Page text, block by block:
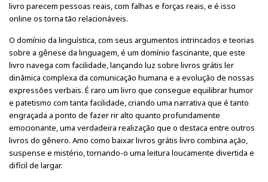
livro parecem pessoas reais, com falhas e forças reais, e é isso
online os torna tão relacionáveis.
O domínio da linguística, com seus argumentos intrincados e teorias
sobre a gênese da linguagem, é um domínio fascinante, que este
livro navega com facilidade, lançando luz sobre livros grátis ler
dinâmica complexa da comunicação humana e a evolução de nossas
expressões verbais. É raro um livro que consegue equilibrar humor
e patetismo com tanta facilidade, criando uma narrativa que é tanto
engraçada a ponto de fazer rir alto quanto profundamente
emocionante, uma verdadeira realização que o destaca entre outros
livros do gênero. Amo como baixar livros grátis livro combina ação,
suspense e mistério, tornando-o uma leitura loucamente divertida e
difícil de largar.